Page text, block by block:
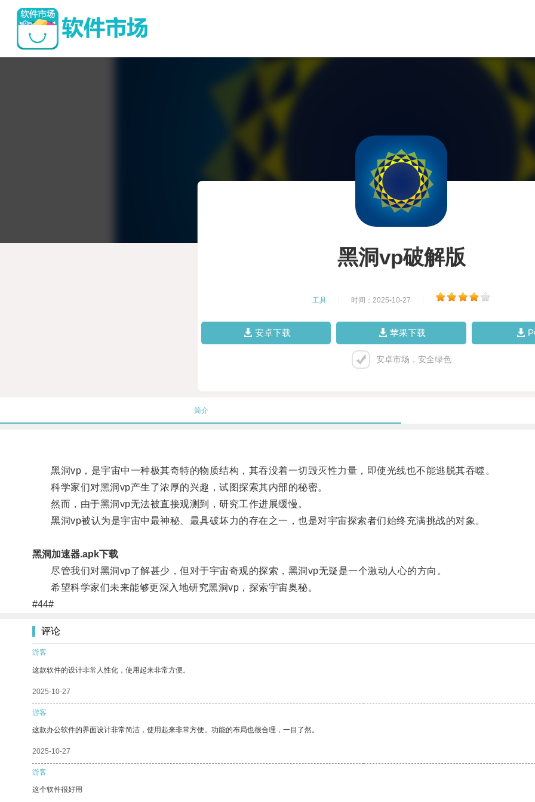
黑洞vp破解版
工具 时间：2025-10-27
安卓下载 苹果下载
安卓市场，安全绿色
简介
黑洞vp，是宇宙中一种极其奇特的物质结构，其吞没着一切毁灭性力量，即使光线也不能逃脱其吞噬。
科学家们对黑洞vp产生了浓厚的兴趣，试图探索其内部的秘密。
然而，由于黑洞vp无法被直接观测到，研究工作进展缓慢。
黑洞vp被认为是宇宙中最神秘、最具破坏力的存在之一，也是对宇宙探索者们始终充满挑战的对象。
黑洞加速器.apk下载
尽管我们对黑洞vp了解甚少，但对于宇宙奇观的探索，黑洞vp无疑是一个激动人心的方向。
希望科学家们未来能够更深入地研究黑洞vp，探索宇宙奥秘。
#44#
评论
游客
这款软件的设计非常人性化，使用起来非常方便。
2025-10-27
游客
这款办公软件的界面设计非常简洁，使用起来非常方便。功能的布局也很合理，一目了然。
2025-10-27
游客
这个软件很好用